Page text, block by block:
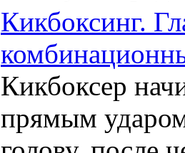
Кикбоксинг.
Кикбоксер
прямым